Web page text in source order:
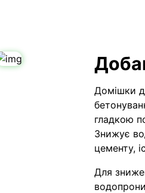
Домішки
гладкою
Знижує
цементу,
Для